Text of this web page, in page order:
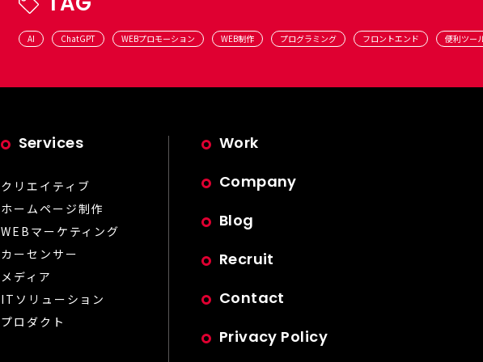
AI ChatGPT WEBプロモーション WEB制作 プログラミング フロントエンド 便利ツー
Services
クリエイティブ
ホームページ制作
WEBマーケティング
カーセンサー
メディア
ITソリューション
プロダクト
Work
Company
Blog
Recruit
Contact
Privacy Policy